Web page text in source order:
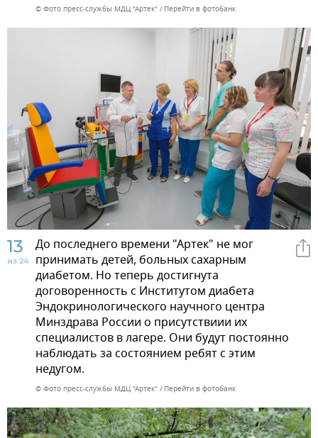
© Фото пресс-службы МДЦ "Артек" Перейти в фотобанк
13
из 24
До последнего времени "Артек" не мог
принимать детей, больных сахарным
диабетом. Но теперь достигнута
договоренность с Институтом диабета
Эндокринологического научного центра
Минздрава России о присутствиии их
специалистов в лагере. Они будут постоянно
наблюдать за состоянием ребят с этим
недугом.
© Фото пресс-службы МДЦ "Артек" Перейти в фотобанк